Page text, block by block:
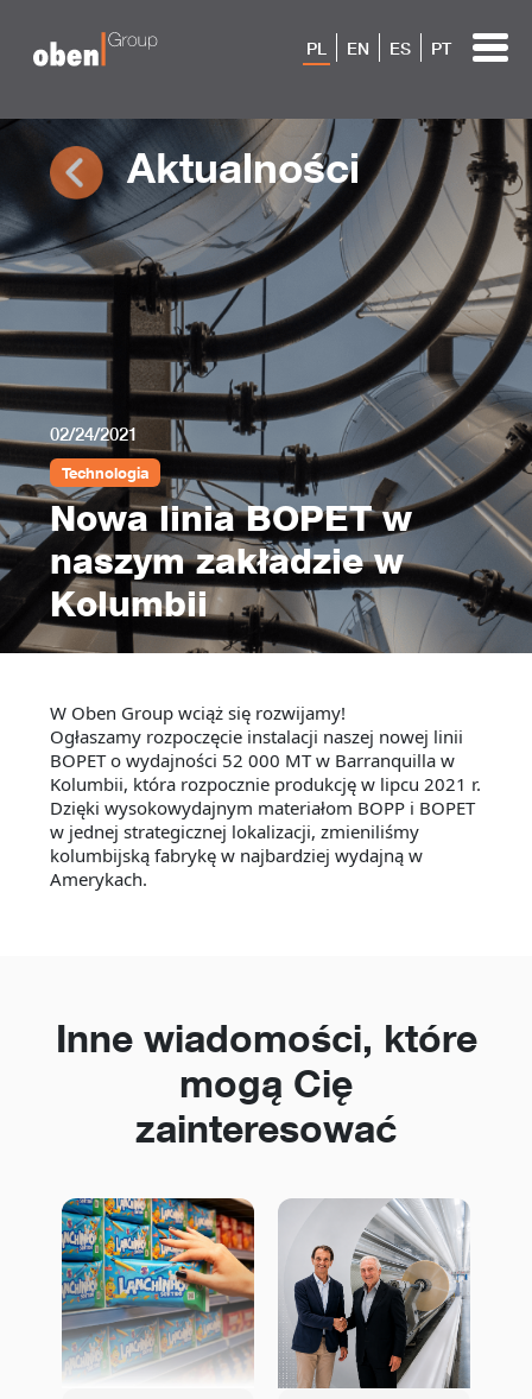
PL EN ES PT
Aktualności
02/24/2021
Technologia
Nowa linia BOPET w
naszym zakładzie w
Kolumbii
W Oben Group wciąż się rozwijamy!
Ogłaszamy rozpoczęcie instalacji naszej nowej linii
BOPET o wydajności 52 000 MT w Barranquilla w
Kolumbii, która rozpocznie produkcję w lipcu 2021 r.
Dzięki wysokowydajnym materiałom BOPP i BOPET
w jednej strategicznej lokalizacji, zmieniliśmy
kolumbijską fabrykę w najbardziej wydajną w
Amerykach.
Inne wiadomości, które
mogą Cię
zainteresować